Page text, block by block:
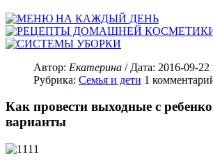
Автор: Екатерина / Дата: 2016-09-22
Рубрика: Семья и дети 1
Как провести выходные с
варианты